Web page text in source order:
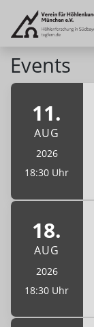
Events
11.
AUG
2026
18:30 Uhr
18.
AUG
2026
18:30 Uhr